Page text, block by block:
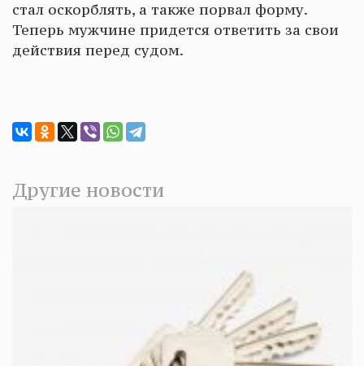
стал оскорблять, а также порвал форму.
Теперь мужчине придется ответить за свои
действия перед судом.
Другие новости